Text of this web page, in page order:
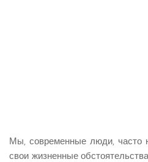
Мы, современные люди, часто
свои жизненные